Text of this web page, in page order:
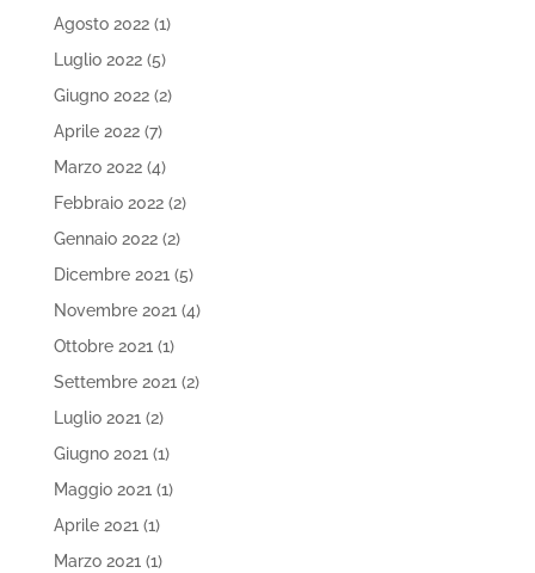
Agosto 2022(1)
Luglio 2022(5)
Giugno 2022(2)
Aprile 2022(7)
Marzo 2022(4)
Febbraio 2022(2)
Gennaio 2022(2)
Dicembre 2021(5)
Novembre 2021(4)
Ottobre 2021(1)
Settembre 2021(2)
Luglio 2021(2)
Giugno 2021(1)
Maggio 2021(1)
Aprile 2021(1)
Marzo 2021(1)